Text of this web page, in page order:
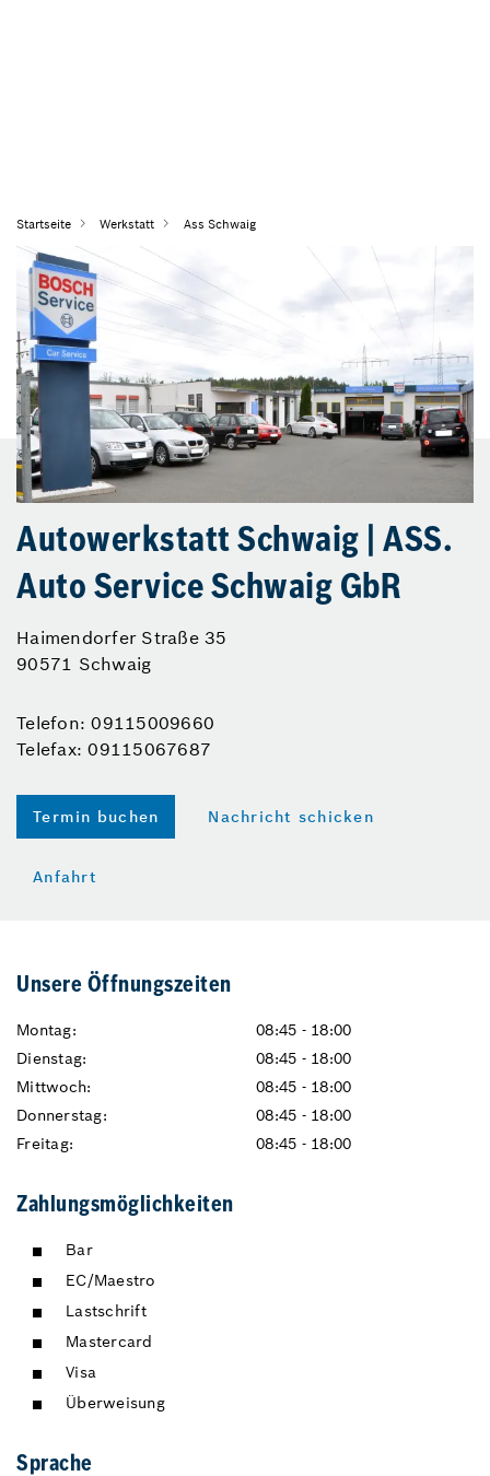
Startseite Werkstatt Ass Schwaig
Autowerkstatt Schwaig | ASS.
Auto Service Schwaig GbR
Haimendorfer Straße 35
90571 Schwaig
Telefon: 09115009660
Telefax: 09115067687
Termin buchen Nachricht schicken
Anfahrt
Unsere Öffnungszeiten
Montag:
08:45 - 18:00
Dienstag:
08:45 - 18:00
Mittwoch:
08:45 - 18:00
Donnerstag:
08:45 - 18:00
Freitag:
08:45 - 18:00
Zahlungsmöglichkeiten
Bar
EC/Maestro
Lastschrift
Mastercard
Visa
Überweisung
Sprache